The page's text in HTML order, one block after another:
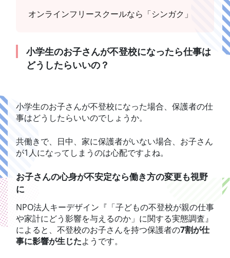
オンラインフリースクールなら「シンガク」
小学生のお子さんが不登校になったら仕事は
どうしたらいいの？
小学生のお子さんが不登校になった場合、保護者の仕
事はどうしたらいいのでしょうか。
共働きで、日中、家に保護者がいない場合、お子さん
が1人になってしまうのは心配ですよね。
お子さんの心身が不安定なら働き方の変更も視野
に
NPO法人キーデザイン『「子どもの不登校が親の仕事
や家計にどう影響を与えるのか」に関する実態調査』
によると、不登校のお子さんを持つ保護者の7割が仕
事に影響が生じたようです。